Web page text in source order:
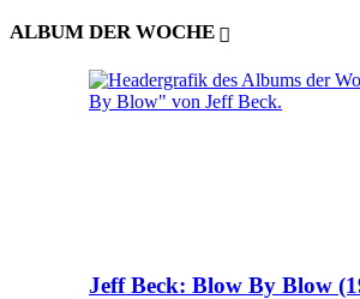
ALBUM DER WOCHE
Jeff Beck: Blow By Blow